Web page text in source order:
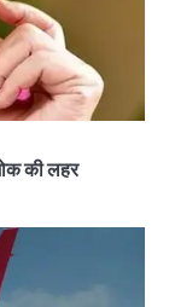
की लहर